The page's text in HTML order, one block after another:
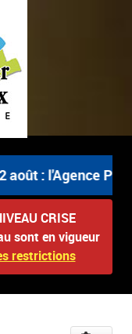
août : l'Agence
CRISE
sont en vigueur
restrictions